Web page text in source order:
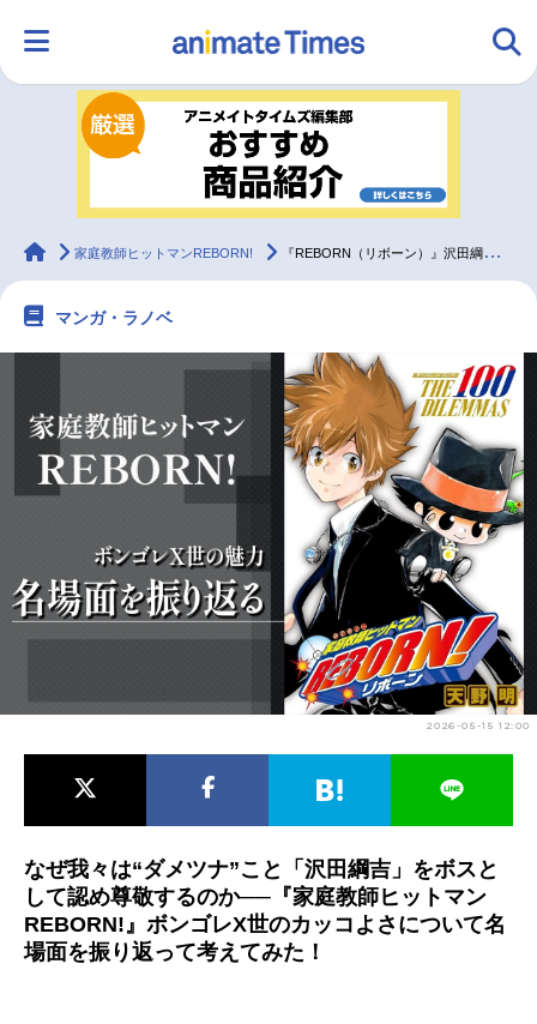
ランキング アニメ
ラジオ
2.5次元 配信・Vtuber トレンド 無料マンガ
最新記事一覧
声優記事一覧
アニメ映画一覧 実写化映画一覧
夏アニメ
男性声優/女性声優一覧
animateTimes
家庭教師ヒットマンREBORN! 『REBORN（リボーン）』沢田綱吉が持つ“ボス適正”とカッコよさ【考察】
マンガ・ラノベ
2026-05-15 12:00
なぜ我々は“ダメツナ”こと「沢田綱吉」をボスと
して認め尊敬するのか──『家庭教師ヒットマン
REBORN!』ボンゴレX世のカッコよさについて名
場面を振り返って考えてみた！